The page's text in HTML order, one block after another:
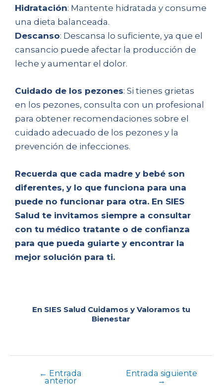
Hidratación: Mantente hidratada y consume
una dieta balanceada.
Descanso: Descansa lo suficiente, ya que el
cansancio puede afectar la producción de
leche y aumentar el dolor.
Cuidado de los pezones: Si tienes grietas
en los pezones, consulta con un profesional
para obtener recomendaciones sobre el
cuidado adecuado de los pezones y la
prevención de infecciones.
Recuerda que cada madre y bebé son
diferentes, y lo que funciona para una
puede no funcionar para otra. En SIES
Salud te invitamos siempre a consultar
con tu médico tratante o de confianza
para que pueda guiarte y encontrar la
mejor solución para ti.
En SIES Salud Cuidamos y Valoramos tu
Bienestar
← Entrada
anterior
Entrada siguiente
→